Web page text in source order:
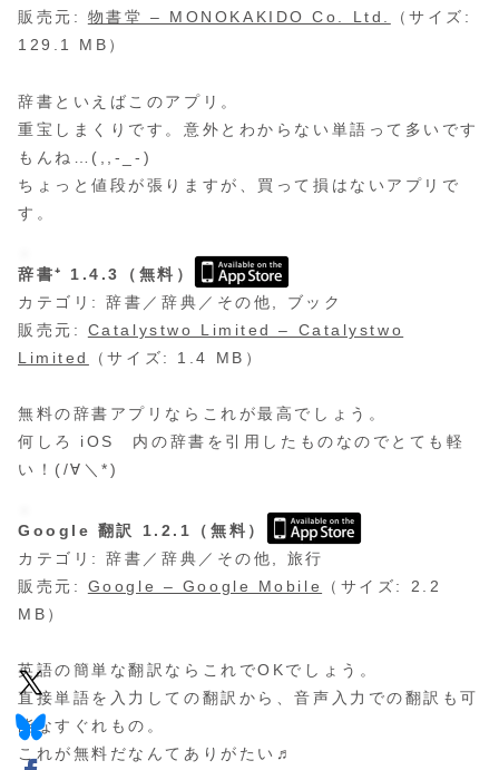
販売元: 物書堂 – MONOKAKIDO Co. Ltd.
（サイズ:
129.1 MB）
辞書といえばこのアプリ。
重宝しまくりです。意外とわからない単語って多いです
もんね…(,,-_-)
ちょっと値段が張りますが、買って損はないアプリで
す。
辞書⁺ 1.4.3（無料）
カテゴリ: 辞書／辞典／その他, ブック
販売元: Catalystwo Limited – Catalystwo
Limited
（サイズ: 1.4 MB）
無料の辞書アプリならこれが最高でしょう。
何しろ iOS 内の辞書を引用したものなのでとても軽
い！(/∀＼*)
Google 翻訳 1.2.1（無料）
カテゴリ: 辞書／辞典／その他, 旅行
販売元: Google – Google Mobile
（サイズ: 2.2
MB）
英語の簡単な翻訳ならこれでOKでしょう。
直接単語を入力しての翻訳から、音声入力での翻訳も可
能なすぐれもの。
これが無料だなんてありがたい♬